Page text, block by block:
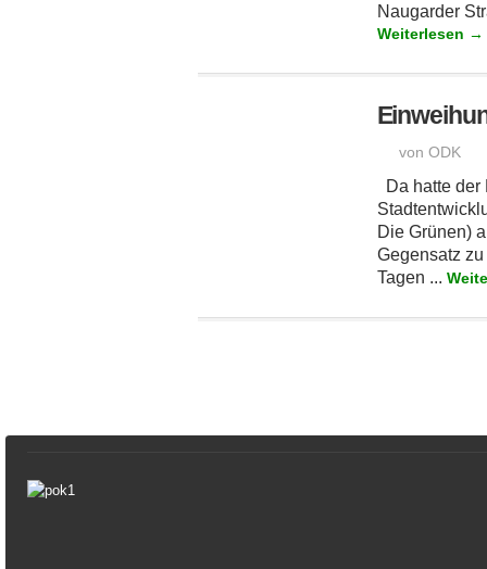
Naugarder
Weiterlesen →
von ODK
Da hatte der
Die Grünen)
Gegensatz
Tagen ...